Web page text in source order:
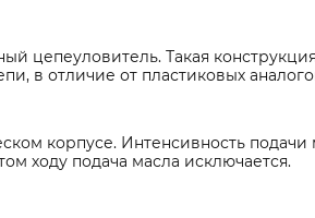
цепеуловитель. Такая
в отличие от пластиковых
корпусе. Интенсивность
ходу подача масла исключается.